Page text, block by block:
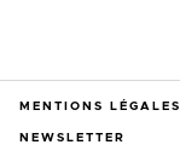
MENTIONS LÉGALES
NEWSLETTER